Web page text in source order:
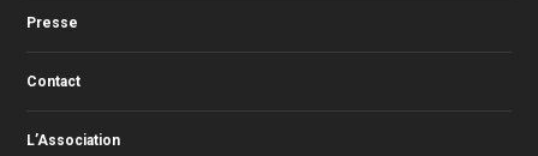
Presse
Contact
L’Association